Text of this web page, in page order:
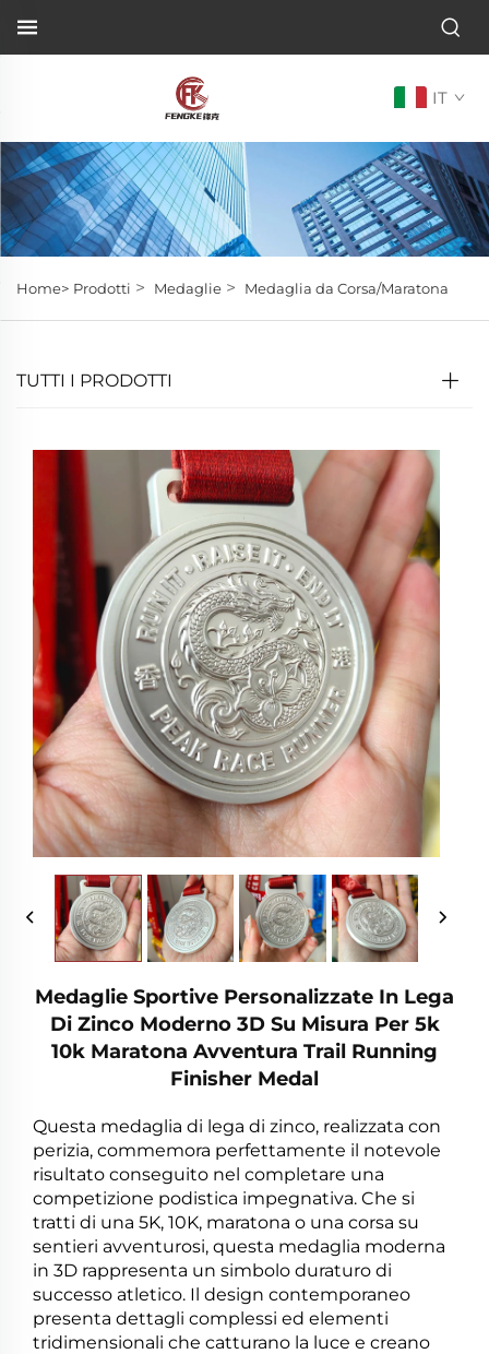
IT
Home> Prodotti > Medaglie > Medaglia da Corsa/Maratona
TUTTI I PRODOTTI
Medaglie Sportive Personalizzate In Lega
Di Zinco Moderno 3D Su Misura Per 5k
10k Maratona Avventura Trail Running
Finisher Medal
Questa medaglia di lega di zinco, realizzata con
perizia, commemora perfettamente il notevole
risultato conseguito nel completare una
competizione podistica impegnativa. Che si
tratti di una 5K, 10K, maratona o una corsa su
sentieri avventurosi, questa medaglia moderna
in 3D rappresenta un simbolo duraturo di
successo atletico. Il design contemporaneo
presenta dettagli complessi ed elementi
tridimensionali che catturano la luce e creano